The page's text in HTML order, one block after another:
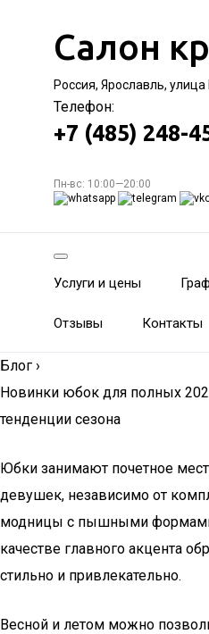
Салон
Россия, Ярославль, улица
Телефон:
+7 (485) 248-
Пн-вс: 10:00—20:00
Услуги и цены
Отзывы Контакты
Блог ›
Новинки юбок для полных
тенденции сезона
Юбки занимают почетное
девушек, независимо от
модницы с пышными
качестве главного акцента
стильно и привлекательно.
Весной и летом можно